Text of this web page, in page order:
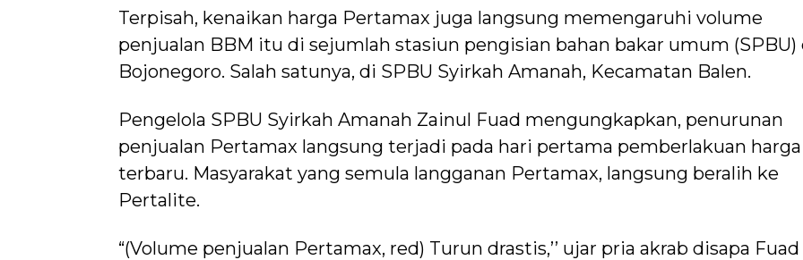
Terpisah, kenaikan harga Pertamax juga langsung memengaruhi volume
penjualan BBM itu di sejumlah stasiun pengisian bahan bakar umum (SPBU)
Bojonegoro. Salah satunya, di SPBU Syirkah Amanah, Kecamatan Balen.
Pengelola SPBU Syirkah Amanah Zainul Fuad mengungkapkan, penurunan
penjualan Pertamax langsung terjadi pada hari pertama pemberlakuan harga
terbaru. Masyarakat yang semula langganan Pertamax, langsung beralih ke
Pertalite.
“(Volume penjualan Pertamax, red) Turun drastis,’’ ujar pria akrab disapa Fuad